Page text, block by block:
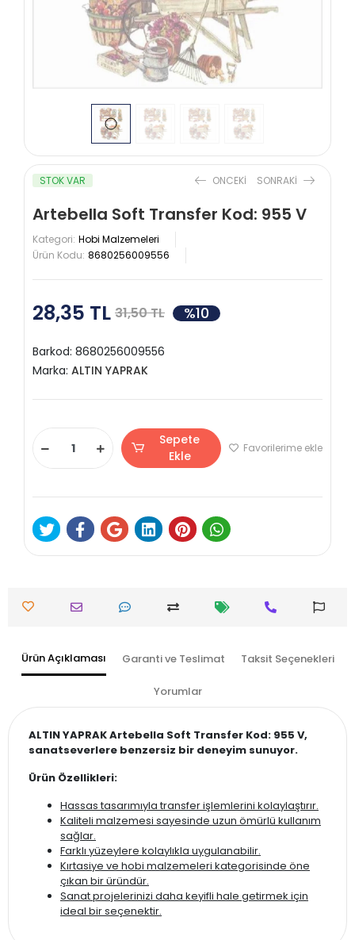
STOK VAR ONCEKI SONRAKI
Artebella Soft Transfer Kod: 955 V
Kategori: Hobi Malzemeleri
Ürün Kodu: 8680256009556
28,35 TL 31,50 TL %10
Barkod: 8680256009556
Marka: ALTIN YAPRAK
Sepete
Ekle
Favorilerime ekle
Ürün Açıklaması Garanti ve Teslimat Taksit Seçenekleri
Yorumlar
ALTIN YAPRAK Artebella Soft Transfer Kod: 955 V,
sanatseverlere benzersiz bir deneyim sunuyor.
Ürün Özellikleri:
Hassas tasarımıyla transfer işlemlerini kolaylaştırır.
Kaliteli malzemesi sayesinde uzun ömürlü kullanım
sağlar.
Farklı yüzeylere kolaylıkla uygulanabilir.
Kırtasiye ve hobi malzemeleri kategorisinde öne
çıkan bir üründür.
Sanat projelerinizi daha keyifli hale getirmek için
ideal bir seçenektir.